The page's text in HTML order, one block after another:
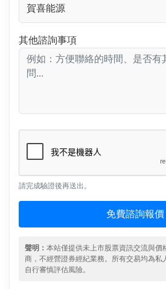
其他諮詢事項
請完成驗證後再送出。
免費諮詢報價
聲明： 本站僅提供未上市股票資訊交流與價
商，不經營證券經紀業務。所有交易均為私
自行審慎評估風險。